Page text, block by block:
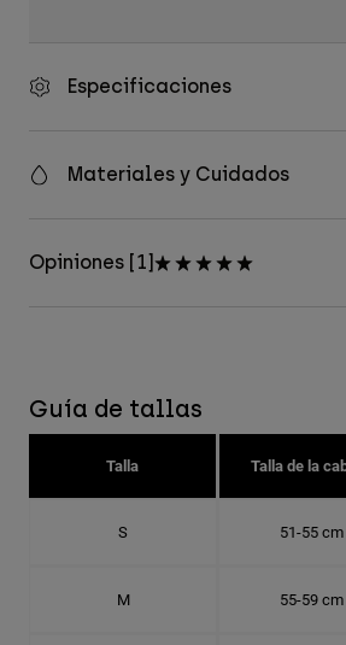
Especificaciones
Materiales y Cuidados
Opiniones [1]
Guía de tallas
Talla Talla de la
S 51-55 cm
M 55-59 cm